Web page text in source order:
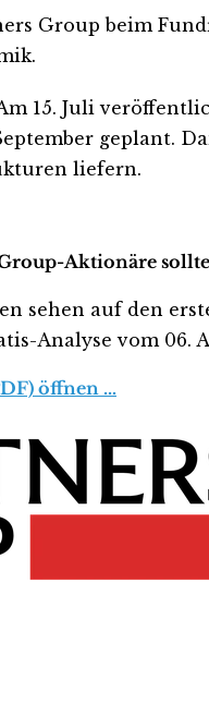
Group beim
15. Juli
geplant.
liefern.
Aktionäre
sehen auf den
Analyse vom 06.
öffnen …